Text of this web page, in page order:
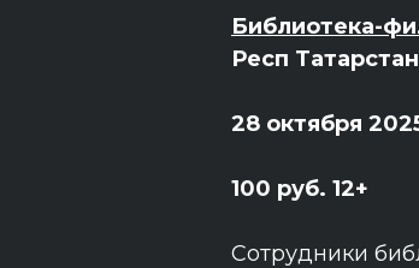
Библиотека-
Респ
28 октября
100 руб. 12+
Сотрудники